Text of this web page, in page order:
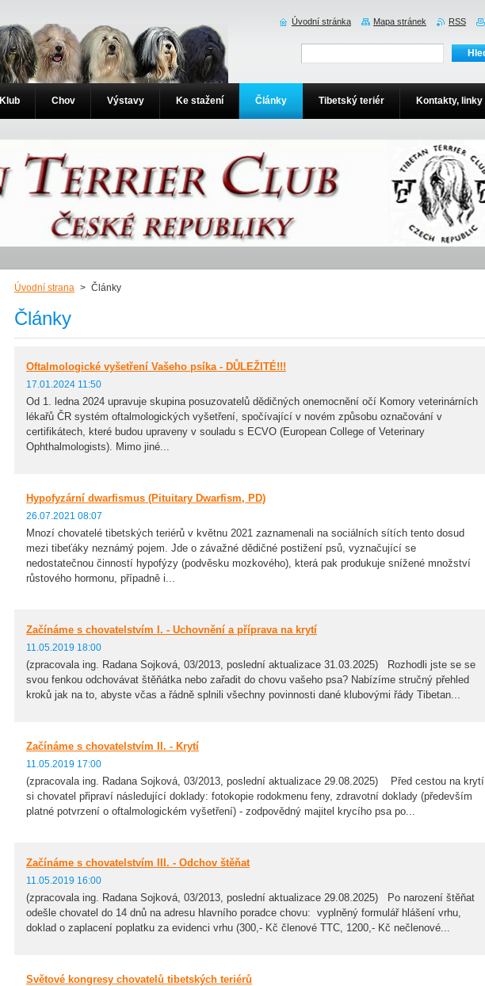
Úvodní strana > Články
Články
Oftalmologické vyšetření Vašeho psíka - DŮLEŽITÉ!!!
17.01.2024 11:50
Od 1. ledna 2024 upravuje skupina posuzovatelů dědičných onemocnění očí Komory veterinárních
lékařů ČR systém oftalmologických vyšetření, spočívající v novém způsobu označování v
certifikátech, které budou upraveny v souladu s ECVO (European College of Veterinary
Ophthalmologists). Mimo jiné...
Hypofyzární dwarfismus (Pituitary Dwarfism, PD)
26.07.2021 08:07
Mnozí chovatelé tibetských teriérů v květnu 2021 zaznamenali na sociálních sítích tento dosud
mezi tibeťáky neznámý pojem. Jde o závažné dědičné postižení psů, vyznačující se
nedostatečnou činností hypofýzy (podvěsku mozkového), která pak produkuje snížené množství
růstového hormonu, případně i...
Začínáme s chovatelstvím I. - Uchovnění a příprava na krytí
11.05.2019 18:00
(zpracovala ing. Radana Sojková, 03/2013, poslední aktualizace 31.03.2025) Rozhodli jste se se
svou fenkou odchovávat štěňátka nebo zařadit do chovu vašeho psa? Nabízíme stručný přehled
kroků jak na to, abyste včas a řádně splnili všechny povinnosti dané klubovými řády Tibetan...
Začínáme s chovatelstvím II. - Krytí
11.05.2019 17:00
(zpracovala ing. Radana Sojková, 03/2013, poslední aktualizace 29.08.2025) Před cestou na krytí
si chovatel připraví následující doklady: fotokopie rodokmenu feny, zdravotní doklady (především
platné potvrzení o oftalmologickém vyšetření) - zodpovědný majitel krycího psa po...
Začínáme s chovatelstvím III. - Odchov štěňat
11.05.2019 16:00
(zpracovala ing. Radana Sojková, 03/2013, poslední aktualizace 29.08.2025) Po narození štěňat
odešle chovatel do 14 dnů na adresu hlavního poradce chovu: vyplněný formulář hlášení vrhu,
doklad o zaplacení poplatku za evidenci vrhu (300,- Kč členové TTC, 1200,- Kč nečlenové...
Světové kongresy chovatelů tibetských teriérů
Klub Chov Výstavy Ke stažení Články Tibetský teriér Kontakty, linky
Úvodní stránka Mapa stránek RSS